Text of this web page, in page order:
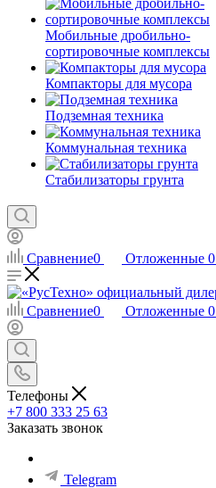
Мобильные дробильно-
сортировочные комплексы
Компакторы для мусора
Подземная техника
Коммунальная техника
Стабилизаторы грунта
Сравнение0 Отложенные 0
Сравнение0 Отложенные 0
Телефоны
+7 800 333 25 63
Заказать звонок
Telegram